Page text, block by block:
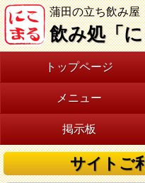
蒲田の立ち飲み屋
飲み処「
トップページ
メニュー
掲示板
サイトご